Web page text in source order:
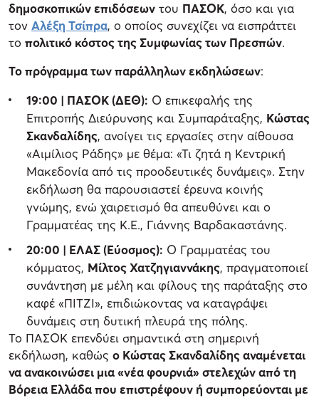
δημοσκοπικών επιδόσεων του ΠΑΣΟΚ, όσο και για
τον Αλέξη Τσίπρα, ο οποίος συνεχίζει να εισπράττει
το πολιτικό κόστος της Συμφωνίας των Πρεσπών.
Το πρόγραμμα των παράλληλων εκδηλώσεων:
19:00 | ΠΑΣΟΚ (ΔΕΘ): Ο επικεφαλής της
Επιτροπής Διεύρυνσης και Συμπαράταξης, Κώστας
Σκανδαλίδης, ανοίγει τις εργασίες στην αίθουσα
«Αιμίλιος Ράδης» με θέμα: «Τι ζητά η Κεντρική
Μακεδονία από τις προοδευτικές δυνάμεις». Στην
εκδήλωση θα παρουσιαστεί έρευνα κοινής
γνώμης, ενώ χαιρετισμό θα απευθύνει και ο
Γραμματέας της Κ.Ε., Γιάννης Βαρδακαστάνης.
20:00 | ΕΛΑΣ (Εύοσμος): Ο Γραμματέας του
κόμματος, Μίλτος Χατζηγιαννάκης, πραγματοποιεί
συνάντηση με μέλη και φίλους της παράταξης στο
καφέ «ΠΙΤΖΙ», επιδιώκοντας να καταγράψει
δυνάμεις στη δυτική πλευρά της πόλης.
Το ΠΑΣΟΚ επενδύει σημαντικά στη σημερινή
εκδήλωση, καθώς ο Κώστας Σκανδαλίδης αναμένεται
να ανακοινώσει μια «νέα φουρνιά» στελεχών από τη
Βόρεια Ελλάδα που επιστρέφουν ή συμπορεύονται με